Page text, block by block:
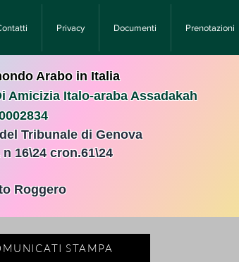
Privacy Documenti Prenotazioni
Arabo in Italia
Amicizia Italo-araba Assadakah
Tribunale di Genova
16\24 cron.61\24
Roggero
STAMPA